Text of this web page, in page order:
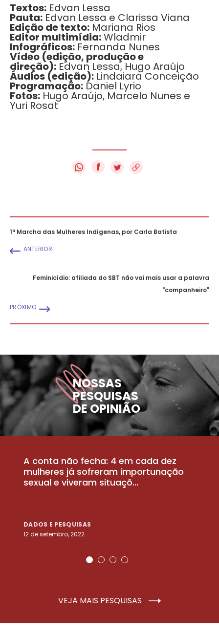
Textos: Edvan Lessa
Pauta: Edvan Lessa e Clarissa Viana
Edição de texto: Mariana Rios
Editor multimídia:Wladmir
Infográficos: Fernanda Nunes
Vídeo (edição, produção e
direção): Edvan Lessa, Hugo Araújo
Áudios (edição): Lindaiara Conceição
Programação: Daniel Lyrio
Fotos: Hugo Araújo, Marcelo Nunes e
Yuri Rosat
f
1ª Marcha das Mulheres Indígenas, por Carla Batista
ANTERIOR
Feminicídio: afiliada do SBT não vai mais usar a palavra
"companheiro"
PRÓXIMO
NOSSAS
PESQUISAS
DE OPINIÃO
A conta não fecha: 4 em cada dez
mulheres já sofreram importunação
sexual e viveram situaçõ...
DADOS E PESQUISAS
12 de setembro, 2022
VEJA MAIS PESQUISAS